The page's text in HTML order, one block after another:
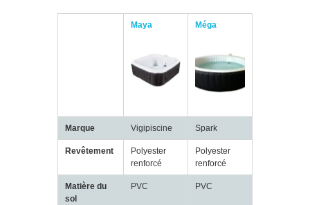
Maya Méga
Marque Vigipiscine Spark
Revêtement
Polyester
renforcé
Polyester
renforcé
Matière du
sol
PVC PVC